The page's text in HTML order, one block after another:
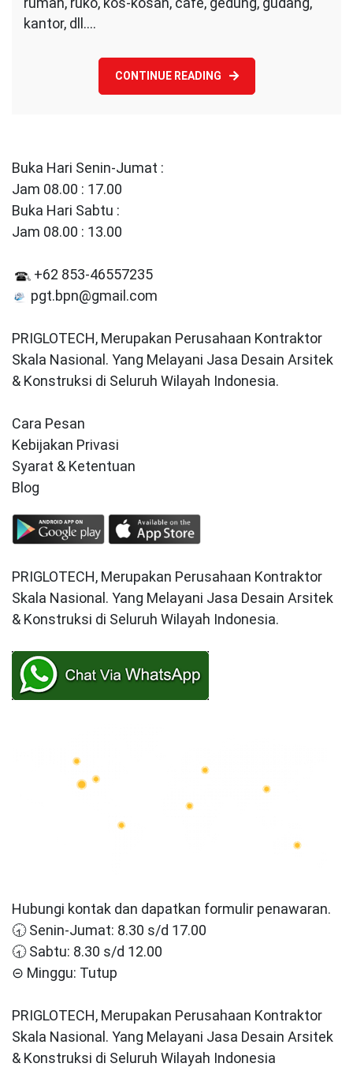
Rekomended
kantor, dll.…
CONTINUE READING
Buka Hari Senin-Jumat :
Jam 08.00 : 17.00
Buka Hari Sabtu :
Jam 08.00 : 13.00
+62 853-46557235
pgt.bpn@gmail.com
PRIGLOTECH, Merupakan Perusahaan Kontraktor
Skala Nasional. Yang Melayani Jasa Desain Arsitek
& Konstruksi di Seluruh Wilayah Indonesia.
Cara Pesan
Kebijakan Privasi
Syarat & Ketentuan
Blog
PRIGLOTECH, Merupakan Perusahaan Kontraktor
Skala Nasional. Yang Melayani Jasa Desain Arsitek
& Konstruksi di Seluruh Wilayah Indonesia.
Hubungi kontak dan dapatkan formulir penawaran.
🕣 Senin-Jumat: 8.30 s/d 17.00
🕣 Sabtu: 8.30 s/d 12.00
⊝ Minggu: Tutup
PRIGLOTECH, Merupakan Perusahaan Kontraktor
Skala Nasional. Yang Melayani Jasa Desain Arsitek
& Konstruksi di Seluruh Wilayah Indonesia